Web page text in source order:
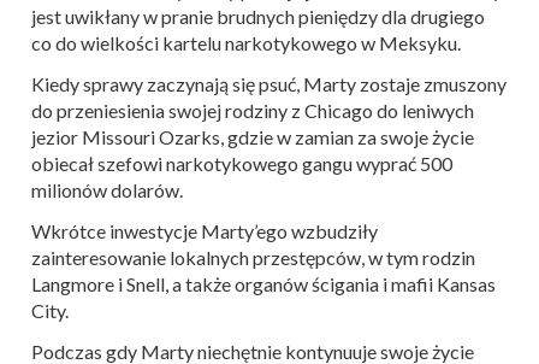
jest uwikłany w pranie brudnych pieniędzy dla drugiego
co do wielkości kartelu narkotykowego w Meksyku.
Kiedy sprawy zaczynają się psuć, Marty zostaje zmuszony
do przeniesienia swojej rodziny z Chicago do leniwych
jezior Missouri Ozarks, gdzie w zamian za swoje życie
obiecał szefowi narkotykowego gangu wyprać 500
milionów dolarów.
Wkrótce inwestycje Marty’ego wzbudziły
zainteresowanie lokalnych przestępców, w tym rodzin
Langmore i Snell, a także organów ścigania i mafii Kansas
City.
Podczas gdy Marty niechętnie kontynuuje swoje życie